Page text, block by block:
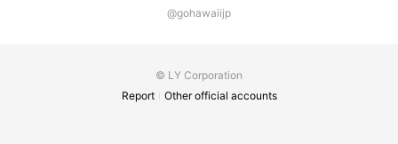
@gohawaiijp
© LY Corporation
Report
Other official accounts